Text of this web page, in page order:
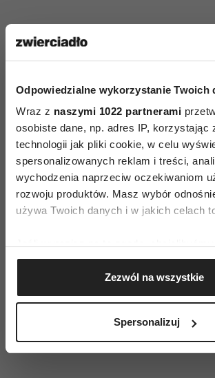
Odpowiedzialne wykorzystanie Twoich
Wraz z naszymi 1022 partnerami
osobiste dane, np. adres IP, korzystając
technologii jak pliki cookie, w celu
spersonalizowanych reklam i treści,
wychodzenia naprzeciw oczekiwaniom
rozwoju produktów. Masz wybór
używa Twoich danych i w jakich celach
Gromadzić dane dotyczące
geograficznej z dokładnością nawet
Identyfikować Twoje urządzenie,
(fingerprinting, czyli wirtualny odcisk
Zezwól na wszystkie
Spersonalizuj
mat. prasowe